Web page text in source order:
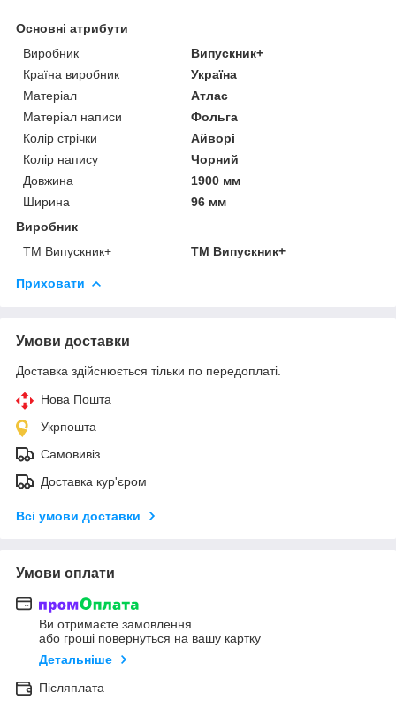
Основні атрибути
Виробник
Випускник+
Країна виробник
Україна
Матеріал
Атлас
Матеріал написи
Фольга
Колір стрічки
Айворі
Колір напису
Чорний
Довжина
1900 мм
Ширина
96 мм
Виробник
ТМ Випускник+
ТМ Випускник+
Приховати
Умови доставки
Доставка здійснюється тільки по передоплаті.
Нова Пошта
Укрпошта
Самовивіз
Доставка кур'єром
Всі умови доставки
Умови оплати
Ви отримаєте замовлення
або гроші повернуться на вашу картку
Детальніше
Післяплата